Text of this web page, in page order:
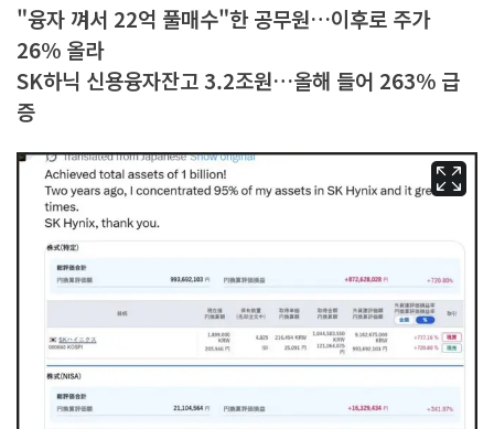
"융자 껴서 22억 풀매수"한 공무원…이후로 주가
26% 올라
SK하닉 신용융자잔고 3.2조원…올해 들어 263% 급
증